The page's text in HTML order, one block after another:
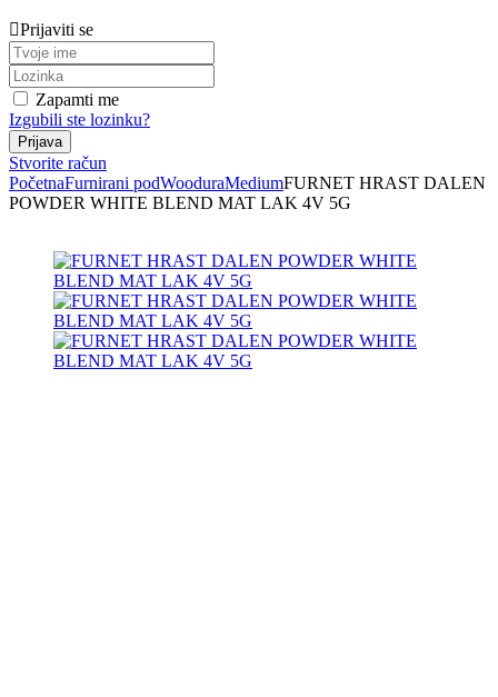
Prijaviti se
Zapamti me
Izgubili ste lozinku?
Stvorite račun
PočetnaFurnirani podWooduraMediumFURNET HRAST DALEN
POWDER WHITE BLEND MAT LAK 4V 5G